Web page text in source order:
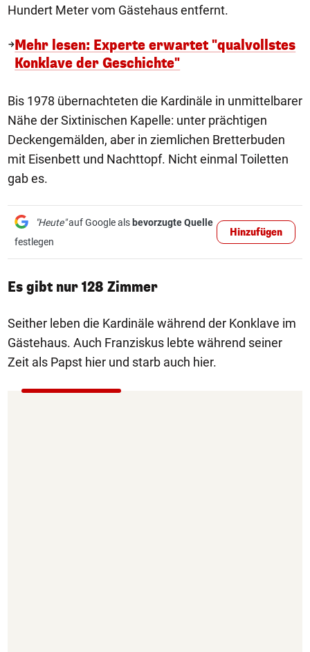
Hundert Meter vom Gästehaus entfernt.
Mehr lesen: Experte erwartet "qualvollstes
Konklave der Geschichte"
Bis 1978 übernachteten die Kardinäle in unmittelbarer
Nähe der Sixtinischen Kapelle: unter prächtigen
Deckengemälden, aber in ziemlichen Bretterbuden
mit Eisenbett und Nachttopf. Nicht einmal Toiletten
gab es.
"Heute"auf Google als bevorzugte Quelle
festlegen
Hinzufügen
Es gibt nur 128 Zimmer
Seither leben die Kardinäle während der Konklave im
Gästehaus. Auch Franziskus lebte während seiner
Zeit als Papst hier und starb auch hier.